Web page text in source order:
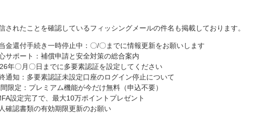
されたことを確認しているフィッシングメールの件名も掲載しております。
金還付手続き一時停止中：〇/〇までに情報更新をお願いします
サポート：補償申請と安全対策の総合案内
年〇月〇日までに多要素認証を設定してください
通知：多要素認証未設定口座のログイン停止について
限定：プレミアム機能が今だけ無料（申込不要）
設定完了で、最大10万ポイントプレゼント
確認書類の有効期限更新のお願い